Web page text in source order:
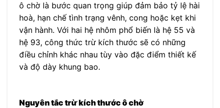
ô chờ là bước quan trọng giúp đảm bảo tỷ lệ hài
hoà, hạn chế tình trạng vênh, cong hoặc kẹt khi
vận hành. Với hai hệ nhôm phổ biến là hệ 55 và
hệ 93, công thức trừ kích thước sẽ có những
điều chỉnh khác nhau tùy vào đặc điểm thiết kế
và độ dày khung bao.
Nguyên tắc trừ kích thước ô chờ